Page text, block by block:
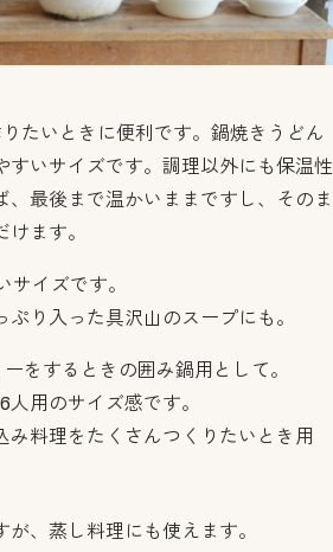
たいときに便利です。鍋焼きうどん
いサイズです。調理以外にも保温性
最後まで温かいままですし、そのま
ます。
イズです。
り入った具沢山のスープにも。
をするときの囲み鍋用として。
用のサイズ感です。
料理をたくさんつくりたいとき用
、蒸し料理にも使えます。